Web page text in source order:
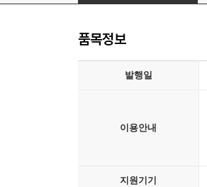
품목정보
발행일
이용안내
지원기기